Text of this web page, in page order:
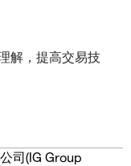
解，提高交易技
司(IG Group